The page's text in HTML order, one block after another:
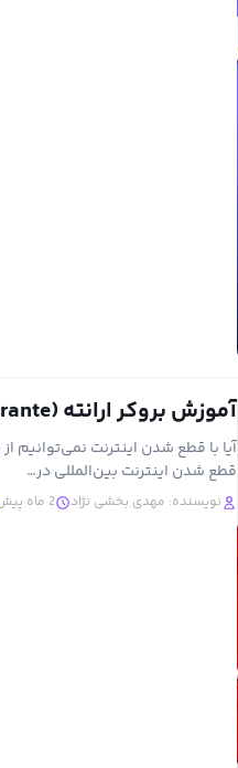
آموزش بروکر ارانته (Errante) از ثبت نام تا ترید
آیا با قطع شدن اینترنت نمی‌توانیم
قطع شدن اینترنت بین‌المللی در…
نویسنده: مهدی بخشی نژاد 2 ماه پیش